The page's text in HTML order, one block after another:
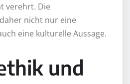
verehrt. Die
nicht nur eine
eine kulturelle Aussage.
und